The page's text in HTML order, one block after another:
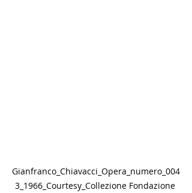
Gianfranco_Chiavacci_Opera_numero_004
3_1966_Courtesy_Collezione Fondazione